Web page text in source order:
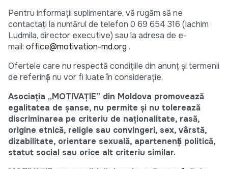
Pentru informații suplimentare, vă rugăm să ne
contactați la numărul de telefon 0 69 654 316 (Iachim
Ludmila, director executive) sau la adresa de e-
mail: office@motivation-md.org .
Ofertele care nu respectă condițiile din anunț și termenii
de referință nu vor fi luate în considerație.
Asociația „MOTIVAȚIE” din Moldova promovează
egalitatea de șanse, nu permite și nu tolerează
discriminarea pe criteriu de naționalitate, rasă,
origine etnică, religie sau convingeri, sex, vârstă,
dizabilitate, orientare sexuală, apartenență politică,
statut social sau orice alt criteriu similar.